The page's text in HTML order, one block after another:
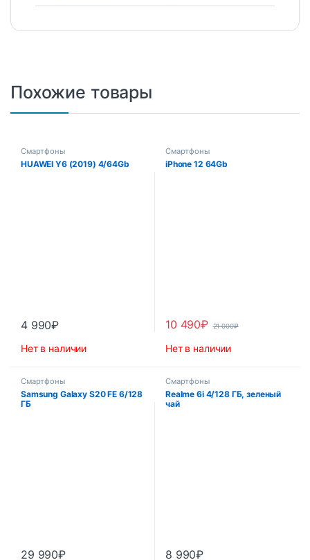
Похожие товары
Смартфоны
HUAWEI Y6 (2019) 4/64Gb
4 990₽
Нет в наличии
Смартфоны
iPhone 12 64Gb
10 490₽ 21 000₽
Нет в наличии
Смартфоны
Samsung Galaxy S20 FE 6/128
ГБ
29 990₽
Смартфоны
Realme 6i 4/128 ГБ, зеленый
чай
8 990₽